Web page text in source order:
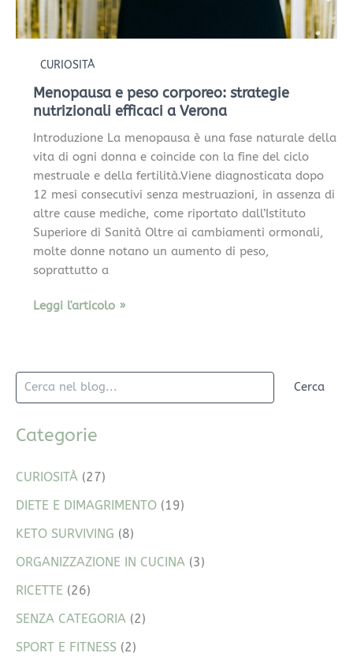
CURIOSITÀ
Menopausa e peso corporeo: strategie
nutrizionali efficaci a Verona
Introduzione La menopausa è una fase naturale della
vita di ogni donna e coincide con la fine del ciclo
mestruale e della fertilità.Viene diagnosticata dopo
12 mesi consecutivi senza mestruazioni, in assenza di
altre cause mediche, come riportato dall’Istituto
Superiore di Sanità Oltre ai cambiamenti ormonali,
molte donne notano un aumento di peso,
soprattutto a
Leggi l'articolo »
Cerca
Categorie
CURIOSITÀ (27)
DIETE E DIMAGRIMENTO (19)
KETO SURVIVING (8)
ORGANIZZAZIONE IN CUCINA (3)
RICETTE (26)
SENZA CATEGORIA (2)
SPORT E FITNESS (2)